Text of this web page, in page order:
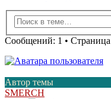
Сообщений: 1 • Страница
Автор темы
SMERCH